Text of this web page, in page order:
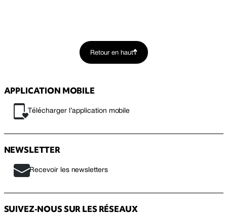
Retour en haut
APPLICATION MOBILE
Télécharger l’application mobile
NEWSLETTER
Recevoir les newsletters
SUIVEZ-NOUS SUR LES RÉSEAUX